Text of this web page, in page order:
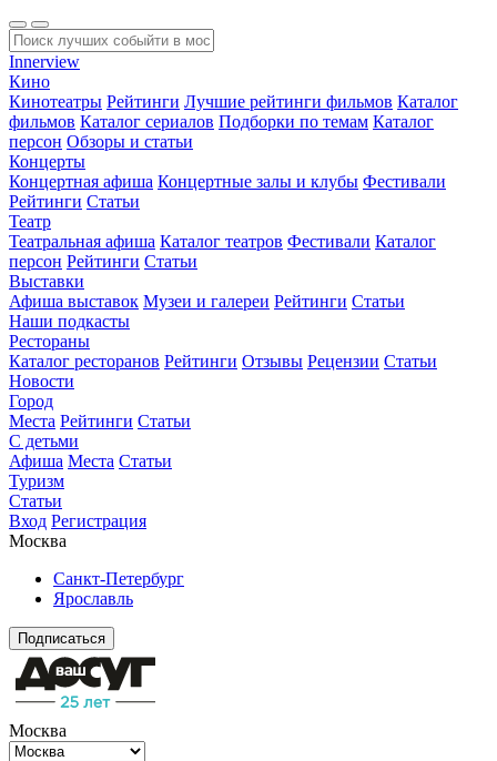
Innerview
Кино
Кинотеатры Рейтинги Лучшие рейтинги фильмов Каталог
фильмов Каталог сериалов Подборки по темам Каталог
персон Обзоры и статьи
Концерты
Концертная афиша Концертные залы и клубы Фестивали
Рейтинги Статьи
Театр
Театральная афиша Каталог театров Фестивали Каталог
персон Рейтинги Статьи
Выставки
Афиша выставок Музеи и галереи Рейтинги Статьи
Наши подкасты
Рестораны
Каталог ресторанов Рейтинги Отзывы Рецензии Статьи
Новости
Город
Места Рейтинги Статьи
С детьми
Афиша Места Статьи
Туризм
Статьи
Вход Регистрация
Москва
Санкт-Петербург
Ярославль
Подписаться
Москва